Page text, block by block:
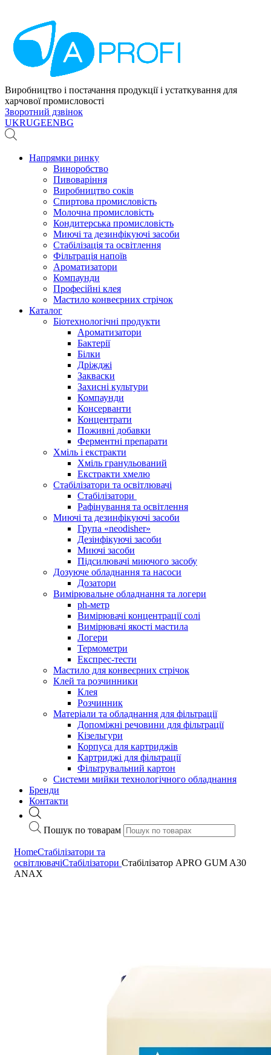
Виробництво і постачання продукції і устаткування для
харчової промисловості
Зворотний дзвінок
UKRUGEENBG
Напрямки ринку
Виноробство
Пивоваріння
Виробництво соків
Спиртова промисловість
Молочна промисловість
Кондитерська промисловість
Миючі та дезинфікуючі засоби
Стабілізація та освітлення
Фільтрація напоїв
Ароматизатори
Компаунди
Професійні клея
Мастило конвеєрних стрічок
Каталог
Біотехнологічні продукти
Ароматизатори
Бактерії
Білки
Дріжджі
Закваски
Захисні культури
Компаунди
Консерванти
Концентрати
Поживні добавки
Ферментні препарати
Хміль і екстракти
Хміль гранульований
Екстракти хмелю
Стабілізатори та освітлювачі
Стабілізатори
Рафінування та освітлення
Миючі та дезинфікуючі засоби
Група «neodisher»
Дезінфікуючі засоби
Миючі засоби
Підсилювачі миючого засобу
Дозуюче обладнання та насоси
Дозатори
Вимірювальне обладнання та логери
ph-метр
Вимірювачі концентрації солі
Вимірювачі якості мастила
Логери
Термометри
Експрес-тести
Мастило для конвеєрних стрічок
Клей та розчинники
Клея
Розчинник
Матеріали та обладнання для фільтрації
Допоміжні речовини для фільтрації
Кізельгури
Корпуса для картриджів
Картриджі для фільтрації
Фільтрувальний картон
Системи мийки технологічного обладнання
Бренди
Контакти
Пошук по товарам
HomeСтабілізатори та
освітлювачіСтабілізатори Стабілізатор APRO GUM A30
ANAX